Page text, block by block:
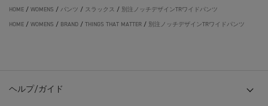
HOME / WOMENS / パンツ / スラックス / 別注ノッチデザインTRワイドパンツ
HOME / WOMENS / BRAND / THINGS THAT MATTER / 別注ノッチデザインTRワイドパンツ
ヘルプ/ガイド